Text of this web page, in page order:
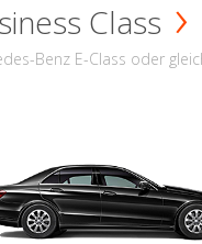
Class
Benz E-Class oder